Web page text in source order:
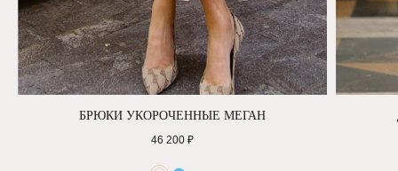
БРЮКИ УКОРОЧЕННЫЕ МЕГАН
46 200 ₽
СОЦ.СЕТИ